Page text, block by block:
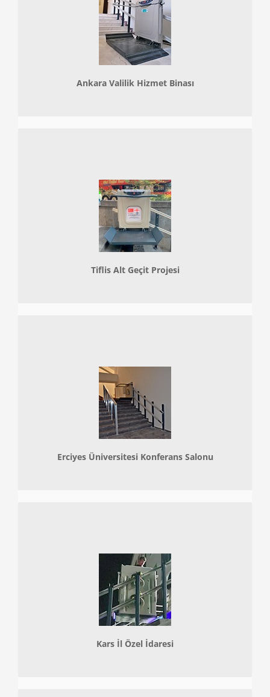
Ankara Valilik Hizmet Binası
Tiflis Alt Geçit Projesi
Erciyes Üniversitesi Konferans Salonu
Kars İl Özel İdaresi